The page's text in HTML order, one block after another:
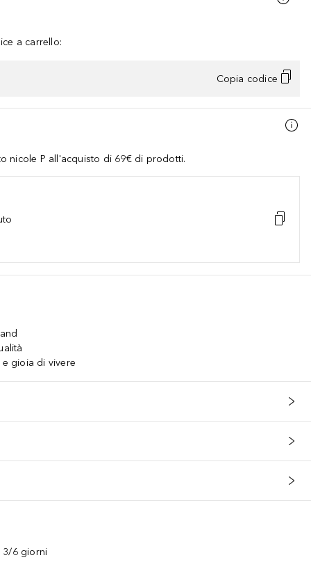
a carrello:
Copia codice
nicole P all'acquisto di 69€ di prodotti.
gioia di vivere
3/6 giorni